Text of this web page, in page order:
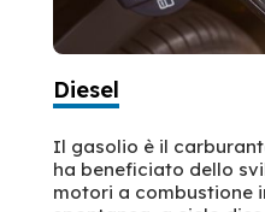
Diesel
Il gasolio è il
ha beneficiato dello
motori a combustione